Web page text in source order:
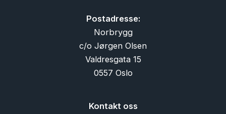
Postadresse:
Norbrygg
c/o Jørgen Olsen
Valdresgata 15
0557 Oslo
Kontakt oss